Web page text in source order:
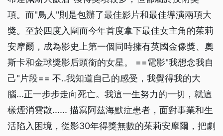
項。而"鳥人"則是包辦了最佳影片和最佳導演兩項大
獎。至於四度入圍而今年首度拿下最佳女主角的茱莉
安摩爾，成為影史上第一個同時擁有英國金像獎、奧
斯卡和金球獎影后頭銜的女星。 ==電影"我想念我自
己"片段== 不..我知道自己的感受，我覺得我的大
腦...正一步步走向死亡。我這一生努力的一切，就這
樣煙消雲散...... 描寫阿茲海默症患者，面對事業和生
活陷入困境，從影30年得獎無數的茱莉安摩爾，把劇